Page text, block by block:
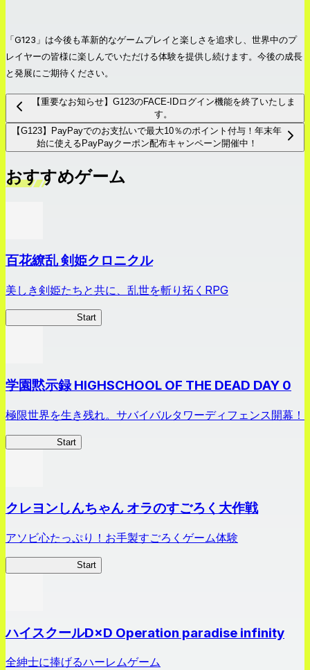
「G123」は今後も革新的なゲームプレイと楽しさを追求し、世界中のプ
レイヤーの皆様に楽しんでいただける体験を提供し続けます。今後の成長
と発展にご期待ください。
【重要なお知らせ】G123のFACE-IDログイン機能を終了いたしま
す。
【G123】PayPayでのお支払いで最大10％のポイント付与！年末年
始に使えるPayPayクーポン配布キャンペーン開催中！
おすすめゲーム
百花繚乱 剣姫クロニクル
美しき剣姫たちと共に、乱世を斬り拓くRPG
Start
学園黙示録 HIGHSCHOOL OF THE DEAD DAY 0
極限世界を生き残れ。サバイバルタワーディフェンス開幕！
Start
クレヨンしんちゃん オラのすごろく大作戦
アソビ心たっぷり！お手製すごろくゲーム体験
Start
ハイスクールD×D Operation paradise infinity
全紳士に捧げるハーレムゲーム